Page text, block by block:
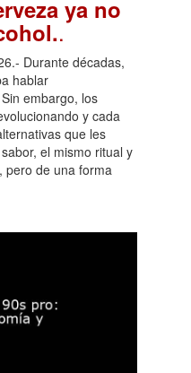
ya no
.
Durante décadas,
hablar
embargo, los
y cada
que les
el mismo ritual y
pero de una forma